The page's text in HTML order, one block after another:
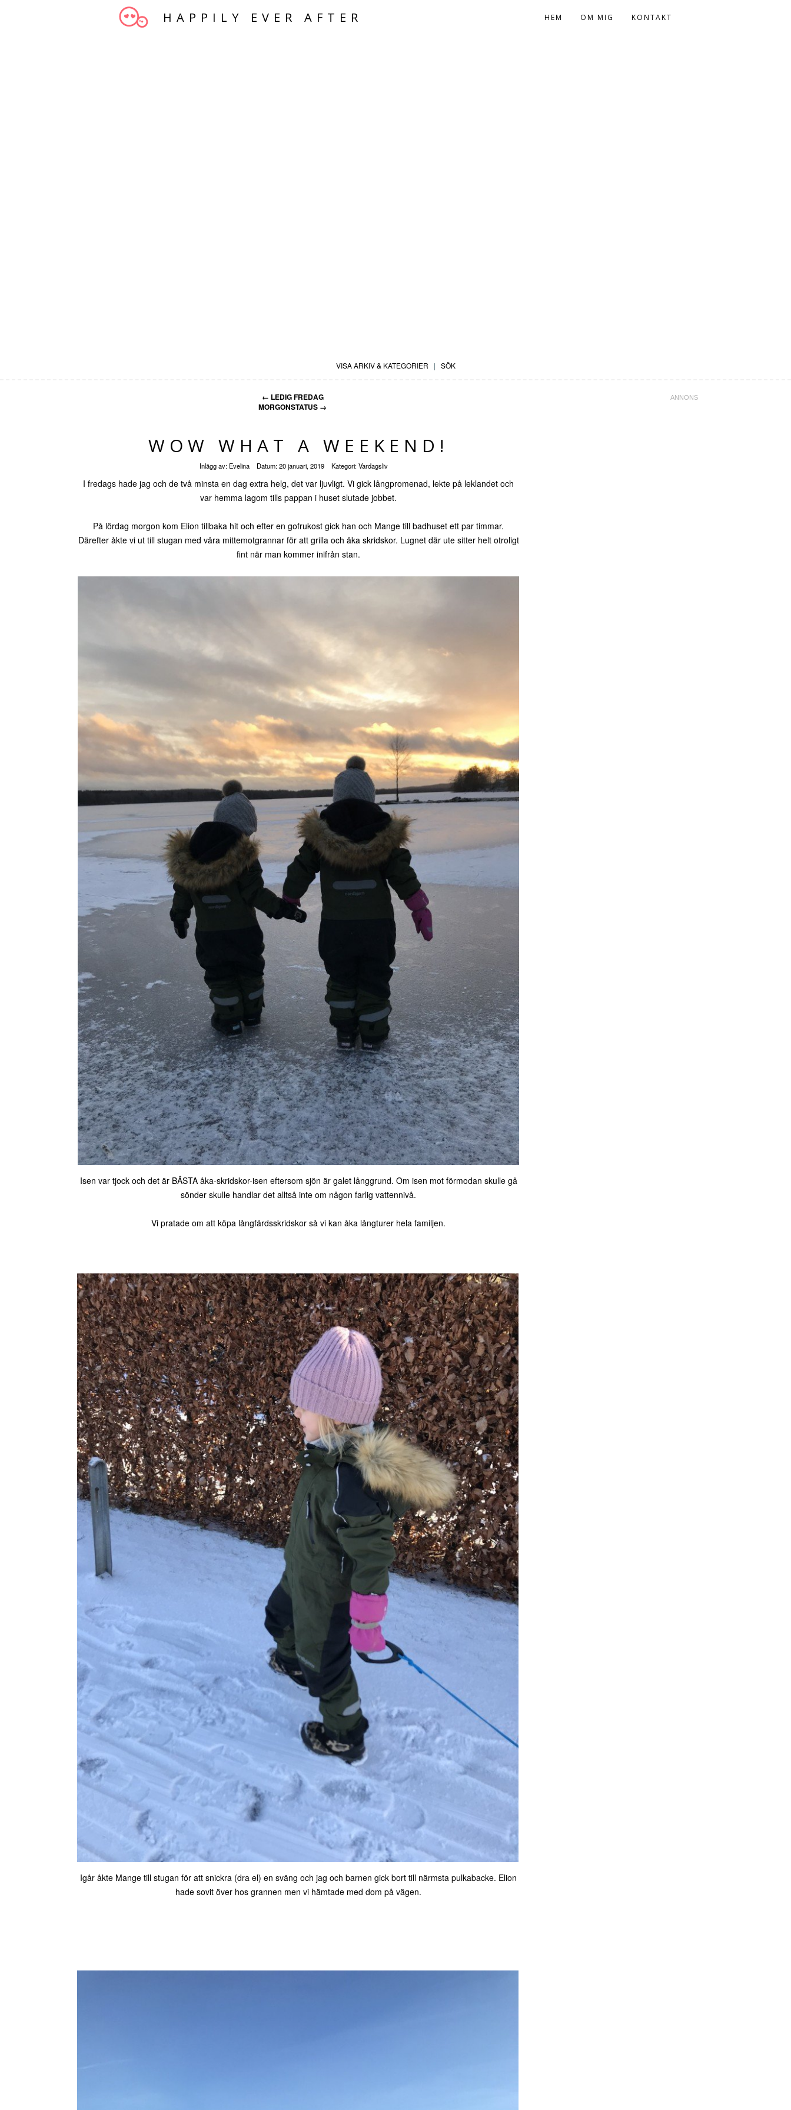
HAPPILY EVER AFTER HEM OM MIG KONTAKT
VISA ARKIV & KATEGORIER | SÖK
← LEDIG FREDAG
MORGONSTATUS →
WOW WHAT A WEEKEND!
Inlägg av: Evelina Datum:20 januari, 2019 Kategori:Vardagsliv
I fredags hade jag och de två minsta en dag extra helg, det var ljuvligt. Vi gick långpromenad, lekte på leklandet och
var hemma lagom tills pappan i huset slutade jobbet.
På lördag morgon kom Elion tillbaka hit och efter en gofrukost gick han och Mange till badhuset ett par timmar.
Därefter åkte vi ut till stugan med våra mittemotgrannar för att grilla och åka skridskor. Lugnet där ute sitter helt otroligt
fint när man kommer inifrån stan.
Isen var tjock och det är BÄSTA åka-skridskor-isen eftersom sjön är galet långgrund. Om isen mot förmodan skulle gå
sönder skulle handlar det alltså inte om någon farlig vattennivå.
Vi pratade om att köpa långfärdsskridskor så vi kan åka långturer hela familjen.
Igår åkte Mange till stugan för att snickra (dra el) en sväng och jag och barnen gick bort till närmsta pulkabacke. Elion
hade sovit över hos grannen men vi hämtade med dom på vägen.